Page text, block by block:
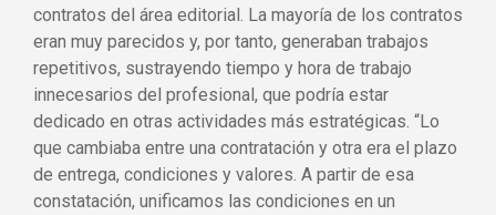
contratos del área editorial. La mayoría de los contratos
eran muy parecidos y, por tanto, generaban trabajos
repetitivos, sustrayendo tiempo y hora de trabajo
innecesarios del profesional, que podría estar
dedicado en otras actividades más estratégicas. “Lo
que cambiaba entre una contratación y otra era el plazo
de entrega, condiciones y valores. A partir de esa
constatación, unificamos las condiciones en un